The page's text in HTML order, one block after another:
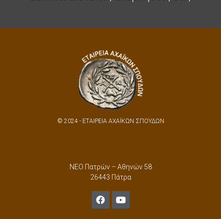
© 2024 - ΕΤΑΙΡΕΙΑ ΑΧΑΪΚΩΝ ΣΠΟΥΔΩΝ
ΝΕΟ Πατρών – Αθηνών 58
26443 Πάτρα